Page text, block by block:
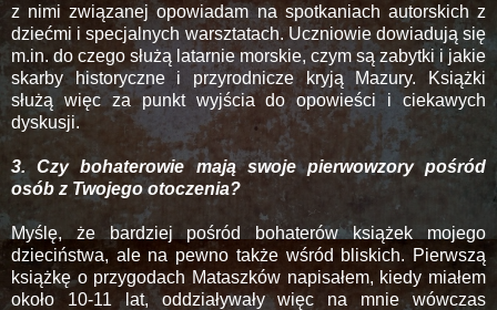
z nimi związanej opowiadam na spotkaniach autorskich z
dziećmi i specjalnych warsztatach. Uczniowie dowiadują się
m.in. do czego służą latarnie morskie, czym są zabytki i jakie
skarby historyczne i przyrodnicze kryją Mazury. Książki
służą więc za punkt wyjścia do opowieści i ciekawych
dyskusji.
3. Czy bohaterowie mają swoje pierwowzory pośród
osób z Twojego otoczenia?
Myślę, że bardziej pośród bohaterów książek mojego
dzieciństwa, ale na pewno także wśród bliskich. Pierwszą
książkę o przygodach Mataszków napisałem, kiedy miałem
około 10-11 lat, oddziaływały więc na mnie wówczas